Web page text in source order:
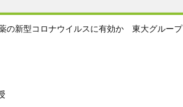
の新型コロナウイルスに有効か 東大グループ